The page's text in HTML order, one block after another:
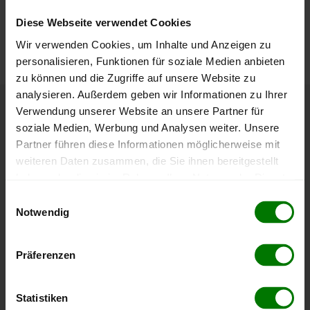
Diese Webseite verwendet Cookies
Wir verwenden Cookies, um Inhalte und Anzeigen zu
personalisieren, Funktionen für soziale Medien anbieten
zu können und die Zugriffe auf unsere Website zu
analysieren. Außerdem geben wir Informationen zu Ihrer
Verwendung unserer Website an unsere Partner für
soziale Medien, Werbung und Analysen weiter. Unsere
Partner führen diese Informationen möglicherweise mit
weiteren Daten zusammen, die Sie ihnen bereitgestellt
Notwendig
Präferenzen
Statistiken
Die aktuelle Preisentwicklung für Holzpellets in Österreich
können Sie jederzeit auf unsererPelletspreise
nachvollziehen.
Höchst- und Tiefststände der
Pelletspreise in Mistelbach bei Wels
Datum zeigt, wann der Höchst- oder Tiefststand im